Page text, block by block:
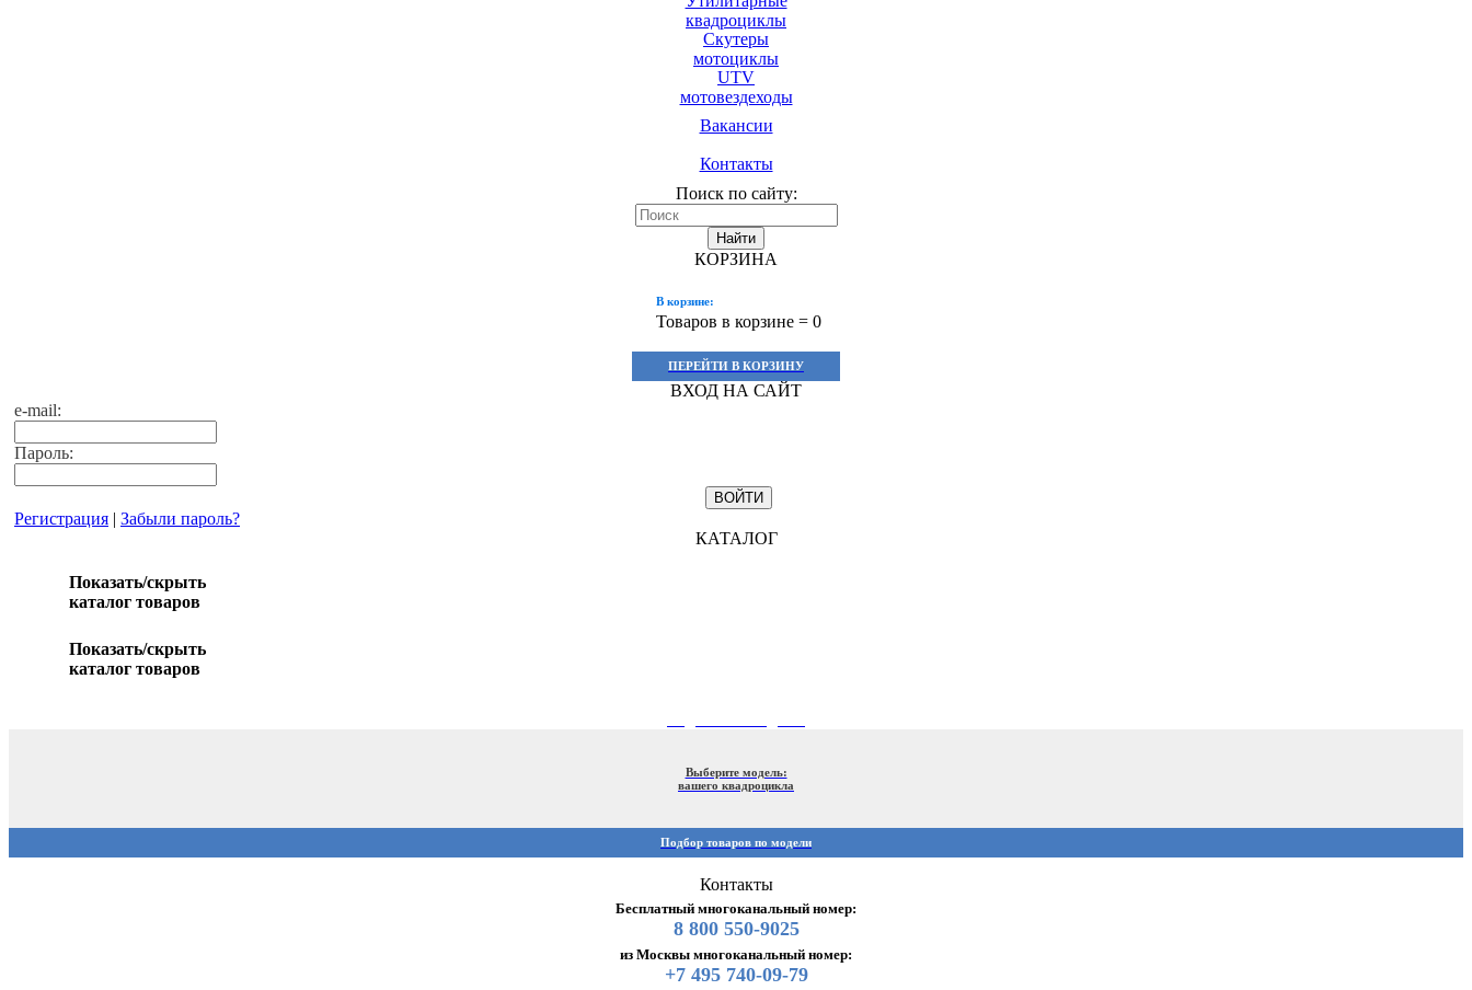
квадроциклы
Скутеры
мотоциклы
UTV
мотовездеходы
Вакансии
Контакты
Поиск по сайту:
Найти
КОРЗИНА
В корзине:
Товаров в корзине = 0
ПЕРЕЙТИ В КОРЗИНУ
ВХОД НА САЙТ
e-mail:
Пароль:
Регистрация | Забыли пароль?
КАТАЛОГ
Показать/скрыть
каталог товаров
Показать/скрыть
каталог товаров
Выберите модель:
вашего квадроцикла
Подбор товаров по модели
Контакты
Бесплатный многоканальный номер:
8 800 550-9025
из Москвы многоканальный номер:
+7 495 740-09-79